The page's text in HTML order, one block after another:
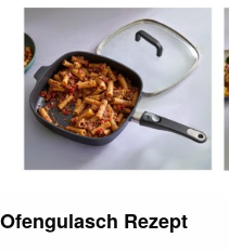
Ofengulasch Rezept